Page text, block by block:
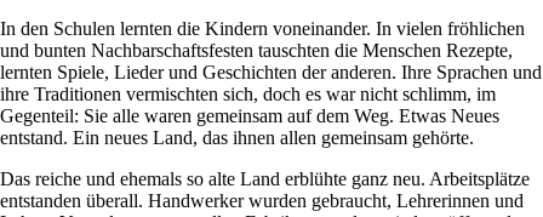
In den Schulen lernten die Kindern voneinander. In vielen fröhlichen
und bunten Nachbarschaftsfesten tauschten die Menschen Rezepte,
lernten Spiele, Lieder und Geschichten der anderen. Ihre Sprachen und
ihre Traditionen vermischten sich, doch es war nicht schlimm, im
Gegenteil: Sie alle waren gemeinsam auf dem Weg. Etwas Neues
entstand. Ein neues Land, das ihnen allen gemeinsam gehörte.
Das reiche und ehemals so alte Land erblühte ganz neu. Arbeitsplätze
entstanden überall. Handwerker wurden gebraucht, Lehrerinnen und